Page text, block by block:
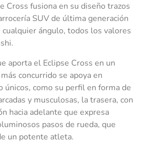
Cross fusiona en su diseño trazos
SUV de última generación
ángulo, todos los valores
aporta el Eclipse Cross en un
concurrido se apoya en
como su perfil en forma de
y musculosas, la trasera, con
hacia adelante que expresa
pasos de rueda, que
un potente atleta.